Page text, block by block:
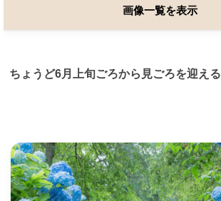
画像一覧を表示
ちょうど6月上旬ごろから見ごろを迎える